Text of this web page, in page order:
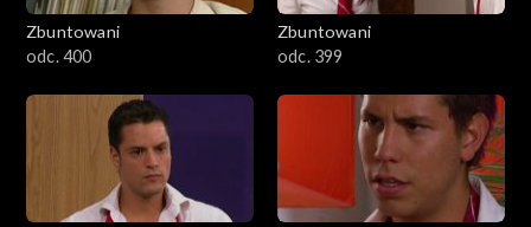
Zbuntowani
odc. 400
Zbuntowani
odc. 399